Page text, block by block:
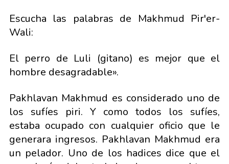
Escucha las palabras de Makhmud Pir'er-
Wali:
El perro de Luli (gitano) es mejor que el
hombre desagradable».
Pakhlavan Makhmud es considerado uno de
los sufíes piri. Y como todos los sufíes,
estaba ocupado con cualquier oficio que le
generara ingresos. Pakhlavan Makhmud era
un pelador. Uno de los hadices dice que el